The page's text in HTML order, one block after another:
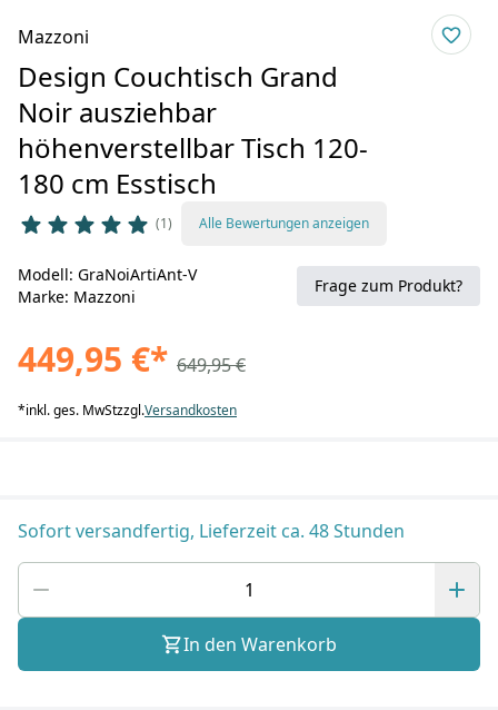
Mazzoni
Design Couchtisch Grand
Noir ausziehbar
höhenverstellbar Tisch 120-
180 cm Esstisch
1 Alle Bewertungen anzeigen
Modell: GraNoiArtiAnt-V
Marke: Mazzoni
Frage zum Produkt?
449,95 €* 649,95 €
*inkl. ges. MwStzzgl.Versandkosten
Sofort versandfertig, Lieferzeit ca. 48 Stunden
In den Warenkorb